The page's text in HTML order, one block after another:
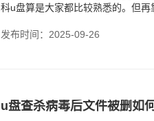
科u盘算是大家都比较熟悉的。但再
发布时间：2025-09-26
u盘查杀病毒后文件被删如